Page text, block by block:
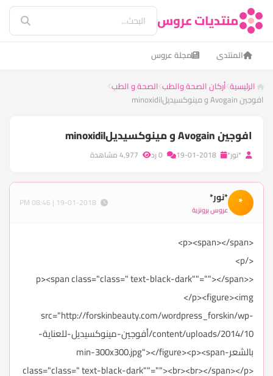
منتديات عروس
المنتدى مجلة عروس
الرئيسية أركان الصحة والطب الصحة و الطب
افوجين Avogain و مينوكسيديلminoxidil
افوجين Avogain و مينوكسيديلminoxidil
*نور*
* *نور*
عروس برونزية
<p><span></span>
</p>
<p><span class="class=" text-black-dark""=""></span>
</p><figure><img
src="http://forskinbeauty.com/wordpress_forskin/wp-
content/uploads/2014/10/أفوجين-مينوكسيديل-للعناية-
بالشعر-min-300x300.jpg"></figure><p><span
class="class=" text-black-dark""=""><br><br></span></p>